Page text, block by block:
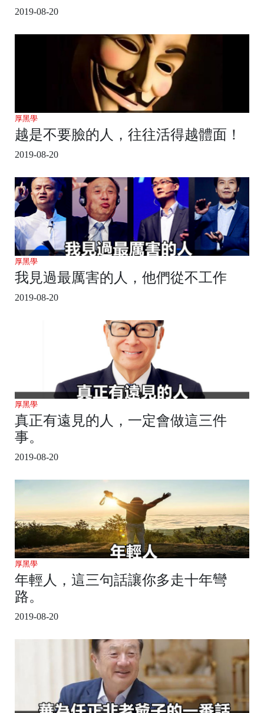
2019-08-20
厚黑學
越是不要臉的人，往往活得越體面！
2019-08-20
厚黑學
我見過最厲害的人，他們從不工作
2019-08-20
厚黑學
真正有遠見的人，一定會做這三件
事。
2019-08-20
厚黑學
年輕人，這三句話讓你多走十年彎
路。
2019-08-20